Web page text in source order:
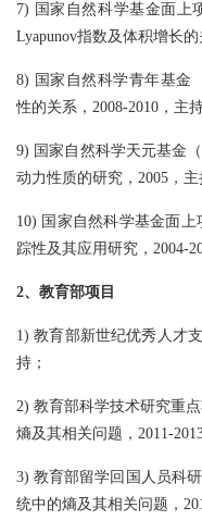
7) 国家自然科学基金面上
Lyapunov指数及体积增长
8) 国家自然科学青年基金
性的关系，2008-2010，主持
9) 国家自然科学天元基金
动力性质的研究，2005，主
10) 国家自然科学基金面上
踪性及其应用研究，2004-
2、教育部项目
1) 教育部新世纪优秀人才
持；
2) 教育部科学技术研究重
熵及其相关问题，2011-
3) 教育部留学回国人员科
统中的熵及其相关问题，